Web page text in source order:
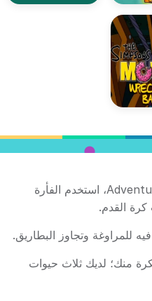
للعب Adventure Time: Dribbling Time، استخدم الفأرة
القدم.
للمراوغة وتجاوز البطاريق.
منك؛ لديك ثلاث حيوات